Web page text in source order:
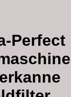
Perfect